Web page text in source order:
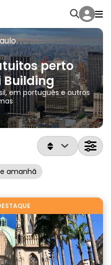
perto
Building
em português e outros
amanhã